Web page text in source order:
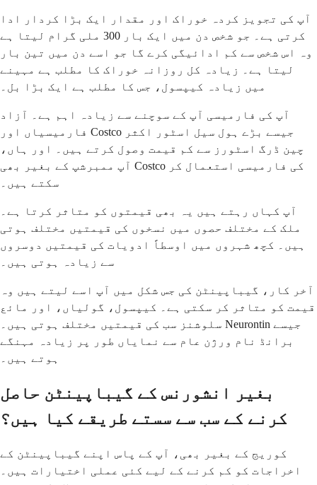
آپ کی تجویز کردہ خوراک اور مقدار ایک بڑا کردار ادا
کرتی ہے۔ جو شخص دن میں ایک بار 300 ملی گرام لیتا ہے
وہ اس شخص سے کم ادائیگی کرے گا جو اسے دن میں تین بار
لیتا ہے۔ زیادہ کل روزانہ خوراک کا مطلب ہے مہینے
میں زیادہ کیپسول، جس کا مطلب ہے ایک بڑا بل۔
آپ کی فارمیسی آپ کے سوچنے سے زیادہ اہم ہے۔ آزاد
فارمیسیاں اور Costco جیسے بڑے ہول سیل اسٹور اکثر
چین ڈرگ اسٹورز سے کم قیمت وصول کرتے ہیں۔ اور ہاں،
آپ ممبرشپ کے بغیر بھی Costco کی فارمیسی استعمال کر
سکتے ہیں۔
آپ کہاں رہتے ہیں یہ بھی قیمتوں کو متاثر کرتا ہے۔
ملک کے مختلف حصوں میں نسخوں کی قیمتیں مختلف ہوتی
ہیں۔ کچھ شہروں میں اوسطاً ادویات کی قیمتیں دوسروں
سے زیادہ ہوتی ہیں۔
آخر کار، گیباپینٹن کی جس شکل میں آپ اسے لیتے ہیں وہ
قیمت کو متاثر کر سکتی ہے۔ کیپسول، گولیاں، اور مائع
سلوشنز سب کی قیمتیں مختلف ہوتی ہیں۔ Neurontin جیسے
برانڈ نام ورژن عام سے نمایاں طور پر زیادہ مہنگے
ہوتے ہیں۔
بغیر انشورنس کے گیباپینٹن حاصل
کرنے کے سب سے سستے طریقے کیا ہیں؟
کوریج کے بغیر بھی، آپ کے پاس اپنے گیباپینٹن کے
اخراجات کو کم کرنے کے لیے کئی عملی اختیارات ہیں۔